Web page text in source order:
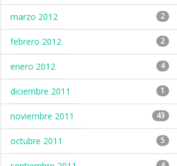
marzo 2012 2
febrero 2012 2
enero 2012 4
diciembre 2011 1
noviembre 2011 43
octubre 2011 5